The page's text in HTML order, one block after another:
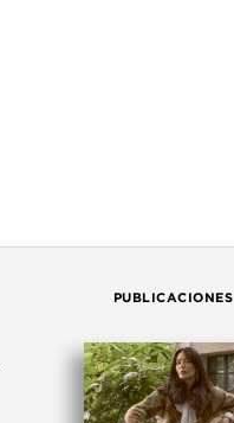
PUBLICACIONES